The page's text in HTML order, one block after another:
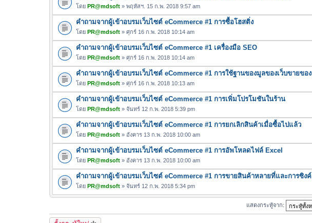
โดย PR@mdsoft » พฤหัสฯ. 15 ก.พ. 2018 9:57 am
คำถามจากผู้เข้าอบรมเว็บไซต์ eCommerce #1 การซื้อโฮสติ่ง
โดย PR@mdsoft » ศุกร์ 16 ก.พ. 2018 10:14 am
คำถามจากผู้เข้าอบรมเว็บไซต์ eCommerce #1 เครื่องมือ SEO
โดย PR@mdsoft » ศุกร์ 16 ก.พ. 2018 10:14 am
คำถามจากผู้เข้าอบรมเว็บไซต์ eCommerce #1 การใช้ฐานของมูลของเว็บขายของ
โดย PR@mdsoft » ศุกร์ 16 ก.พ. 2018 10:13 am
คำถามจากผู้เข้าอบรมเว็บไซต์ eCommerce #1 การเพิ่มโปรโมชันในร้าน
โดย PR@mdsoft » จันทร์ 12 ก.พ. 2018 5:39 pm
คำถามจากผู้เข้าอบรมเว็บไซต์ eCommerce #1 การยกเลิกสินค้าเมื่อซื้อไปแล้ว
โดย PR@mdsoft » อังคาร 13 ก.พ. 2018 10:00 am
คำถามจากผู้เข้าอบรมเว็บไซต์ eCommerce #1 การอัพโหลดไฟล์ Excel
โดย PR@mdsoft » อังคาร 13 ก.พ. 2018 10:00 am
คำถามจากผู้เข้าอบรมเว็บไซต์ eCommerce #1 การขายสินค้าหลายที่และการซิงค์
โดย PR@mdsoft » จันทร์ 12 ก.พ. 2018 5:34 pm
แสดงกระทู้จาก: